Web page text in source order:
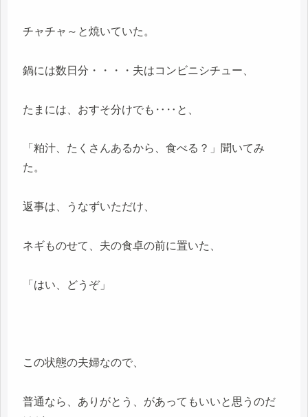
チャチャ～と焼いていた。
鍋には数日分・・・・夫はコンビニシチュー、
たまには、おすそ分けでも‥‥と、
「粕汁、たくさんあるから、食べる？」聞いてみ
た。
返事は、うなずいただけ、
ネギものせて、夫の食卓の前に置いた、
「はい、どうぞ」
この状態の夫婦なので、
普通なら、ありがとう、があってもいいと思うのだ